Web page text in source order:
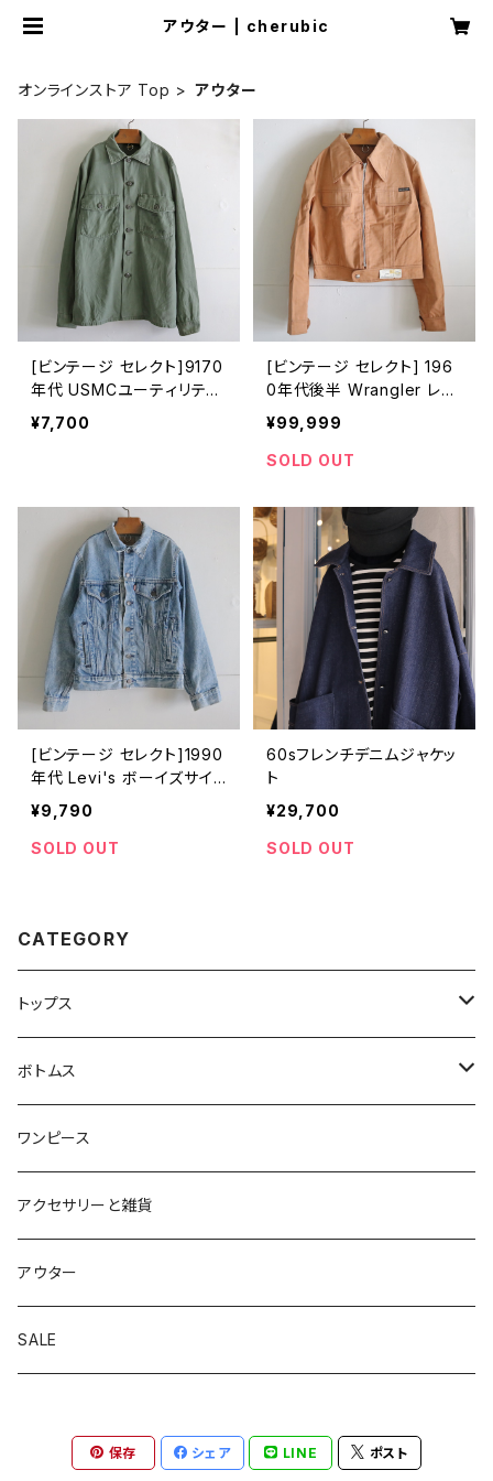
アウター | cherubic
オンラインストア Top アウター
[ビンテージ セレクト]9170
年代 USMCユーティリティ
ーシャツ
¥7,700
[ビンテージ セレクト] 196
0年代後半 Wrangler レデ
ィラングラー
¥99,999
SOLD OUT
[ビンテージ セレクト]1990
年代 Levi's ボーイズサイ
ズ デニムジャケット
¥9,790
SOLD OUT
60sフレンチデニムジャケッ
ト
¥29,700
SOLD OUT
CATEGORY
トップス
ブラウス
カットソー
ニット
ボトムス
パンツ
スカート
ワンピース
アクセサリーと雑貨
アウター
SALE
保存 シェア LINE ポスト